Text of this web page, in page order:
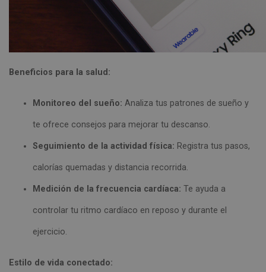
Beneficios para la salud:
Monitoreo del sueño: Analiza tus patrones de sueño y
te ofrece consejos para mejorar tu descanso.
Seguimiento de la actividad física: Registra tus pasos,
calorías quemadas y distancia recorrida.
Medición de la frecuencia cardíaca: Te ayuda a
controlar tu ritmo cardíaco en reposo y durante el
ejercicio.
Estilo de vida conectado: